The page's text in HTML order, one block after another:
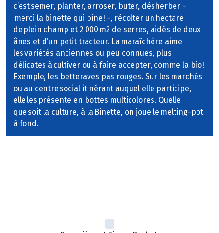
c’est semer, planter, arroser, buter, désherber –
merci la binette qui bine ! –, récolter un hectare
de plein champ et 2 000 m2 de serres, aidés de deux
ânes et d’un petit tracteur. La maraîchère aime
les variétés anciennes ou peu connues, plus
délicates à cultiver ou à faire accepter, comme la bio !
Exemple, les betteraves pas rouges. Sur les marchés
ou au centre social itinérant auquel elle participe,
elle les présente en bottes multicolores. Quelle
que soit la culture, à la Binette, on joue le melting-pot
à fond.